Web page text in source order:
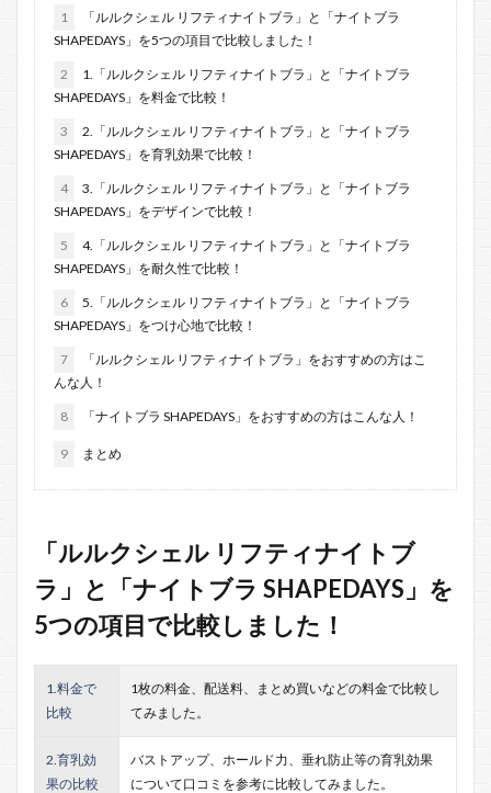
1
「ルルクシェル リフティナイトブラ」と「ナイトブラ
SHAPEDAYS」を5つの項目で比較しました！
2
1.「ルルクシェル リフティナイトブラ」と「ナイトブラ
SHAPEDAYS」を料金で比較！
3
2.「ルルクシェル リフティナイトブラ」と「ナイトブラ
SHAPEDAYS」を育乳効果で比較！
4
3.「ルルクシェル リフティナイトブラ」と「ナイトブラ
SHAPEDAYS」をデザインで比較！
5
4.「ルルクシェル リフティナイトブラ」と「ナイトブラ
SHAPEDAYS」を耐久性で比較！
6
5.「ルルクシェル リフティナイトブラ」と「ナイトブラ
SHAPEDAYS」をつけ心地で比較！
7
「ルルクシェル リフティナイトブラ」をおすすめの方はこ
んな人！
8 「ナイトブラ SHAPEDAYS」をおすすめの方はこんな人！
9 まとめ
「ルルクシェル リフティナイトブ
ラ」と「ナイトブラ SHAPEDAYS」を
5つの項目で比較しました！
1.料金で
比較
1枚の料金、配送料、まとめ買いなどの料金で比較し
てみました。
2.育乳効
果の比較
バストアップ、ホールド力、垂れ防止等の育乳効果
について口コミを参考に比較してみました。